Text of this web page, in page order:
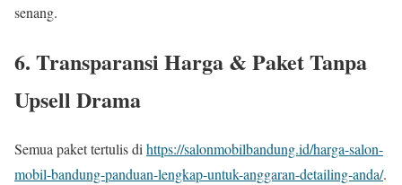
senang.
6. Transparansi Harga & Paket Tanpa
Upsell Drama
Semua paket tertulis dihttps://salonmobilbandung.id/harga-salon-
mobil-bandung-panduan-lengkap-untuk-anggaran-detailing-anda/.